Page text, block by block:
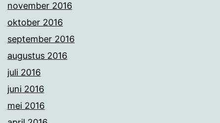
november 2016
oktober 2016
september 2016
augustus 2016
juli 2016
juni 2016
mei 2016